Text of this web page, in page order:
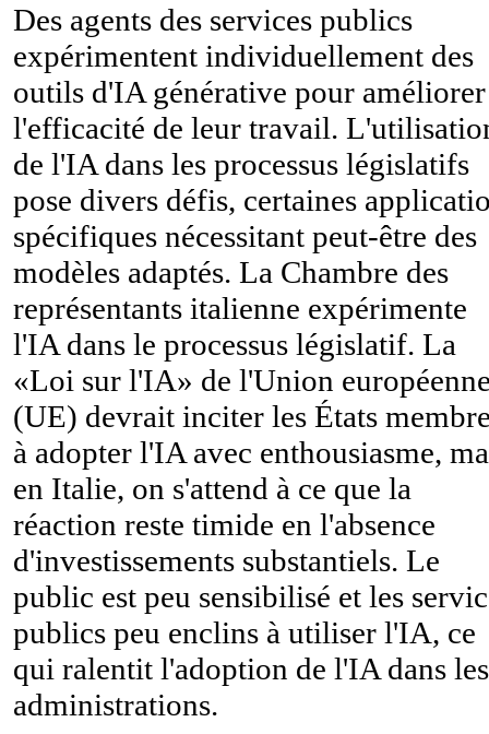
Des agents des services publics
expérimentent individuellement des
outils d'IA générative pour améliorer
l'efficacité de leur travail.
de l'IA dans les processus législatifs
pose divers défis, certaines
spécifiques nécessitant peut-être des
modèles adaptés. La Chambre des
représentants italienne expérimente
l'IA dans le processus législatif. La
«Loi sur l'IA» de l'Union
(UE) devrait inciter les États
à adopter l'IA avec enthousiasme,
en Italie, on s'attend à ce que la
réaction reste timide en l'absence
d'investissements substantiels. Le
public est peu sensibilisé et les
publics peu enclins à utiliser l'IA, ce
qui ralentit l'adoption de l'IA dans les
administrations.